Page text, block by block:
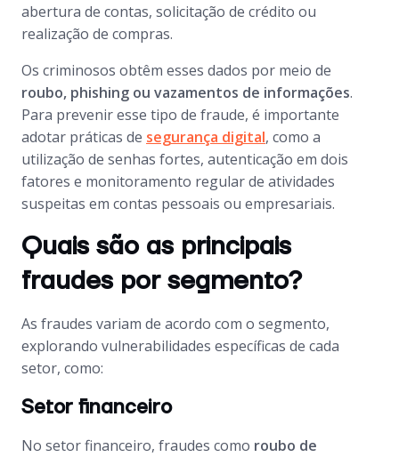
abertura de contas, solicitação de crédito ou
realização de compras.
Os criminosos obtêm esses dados por meio de
roubo, phishing ou vazamentos de informações.
Para prevenir esse tipo de fraude, é importante
adotar práticas de segurança digital, como a
utilização de senhas fortes, autenticação em dois
fatores e monitoramento regular de atividades
suspeitas em contas pessoais ou empresariais.
Quais são as principais
fraudes por segmento?
As fraudes variam de acordo com o segmento,
explorando vulnerabilidades específicas de cada
setor, como:
Setor financeiro
No setor financeiro, fraudes como roubo de